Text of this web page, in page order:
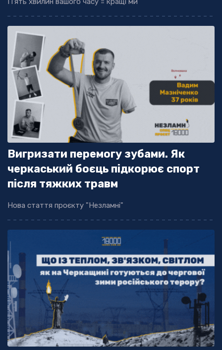
Вигризати перемогу зубами. Як
черкаський боєць підкорює спорт
після тяжких травм
Нова стаття проєкту "Незламні"